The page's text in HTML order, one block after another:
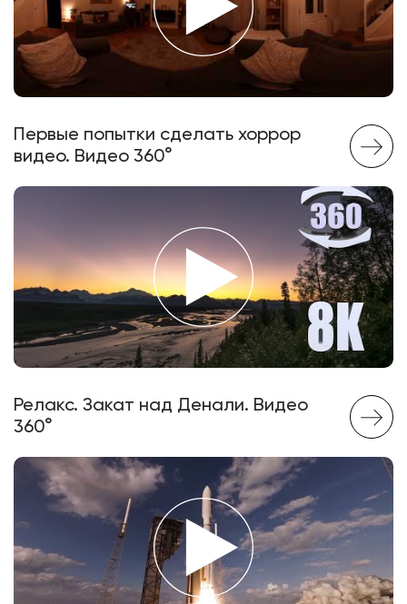
Первые попытки сделать хоррор
видео. Видео 360°
Релакс. Закат над Денали. Видео
360°